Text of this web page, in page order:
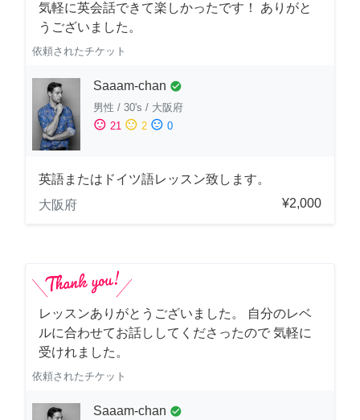
気軽に英会話できて楽しかったです！ ありがと
うございました。
依頼されたチケット
Saaam-chan check_circle
男性 / 30's / 大阪府
sentiment_satisfied 21 sentiment_neutral 2 sentiment_dissatisfied 0
英語またはドイツ語レッスン致します。
大阪府
¥2,000
レッスンありがとうございました。 自分のレベ
ルに合わせてお話ししてくださったので 気軽に
受けれました。
依頼されたチケット
Saaam-chan check_circle